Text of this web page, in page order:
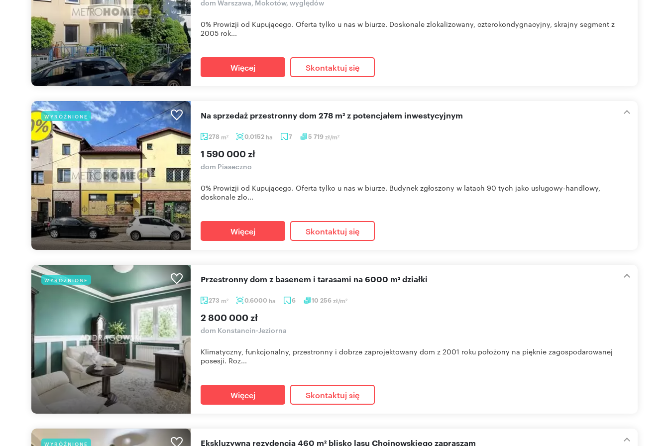
dom Warszawa, Mokotów, wyględów
0% Prowizji od Kupującego. Oferta tylko u nas w biurze. Doskonale zlokalizowany, czterokondygnacyjny, skrajny segment z
2005 rok...
Więcej Skontaktuj się
WYRÓŻNIONE
278 m2 0,0152 ha 7 5 719zł/m2
Na sprzedaż przestronny dom 278 m² z potencjałem inwestycyjnym
1 590 000 zł
dom Piaseczno
0% Prowizji od Kupującego. Oferta tylko u nas w biurze. Budynek zgłoszony w latach 90 tych jako usługowy-handlowy,
doskonale zlo...
Więcej Skontaktuj się
WYRÓŻNIONE
273 m2 0,6000 ha 6 10 256zł/m2
Przestronny dom z basenem i tarasami na 6000 m² działki
2 800 000 zł
dom Konstancin-Jeziorna
Klimatyczny, funkcjonalny, przestronny i dobrze zaprojektowany dom z 2001 roku położony na pięknie zagospodarowanej
posesji. Roz...
Więcej Skontaktuj się
WYRÓŻNIONE Ekskluzywna rezydencja 460 m² blisko lasu Chojnowskiego zapraszam